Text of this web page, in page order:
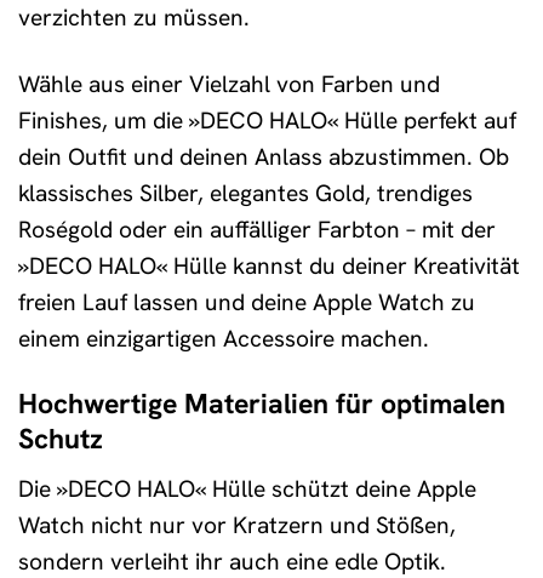
verzichten zu müssen.
Wähle aus einer Vielzahl von Farben und
Finishes, um die »DECO HALO« Hülle perfekt auf
dein Outfit und deinen Anlass abzustimmen. Ob
klassisches Silber, elegantes Gold, trendiges
Roségold oder ein auffälliger Farbton – mit der
»DECO HALO« Hülle kannst du deiner Kreativität
freien Lauf lassen und deine Apple Watch zu
einem einzigartigen Accessoire machen.
Hochwertige Materialien für optimalen
Schutz
Die »DECO HALO« Hülle schützt deine Apple
Watch nicht nur vor Kratzern und Stößen,
sondern verleiht ihr auch eine edle Optik.